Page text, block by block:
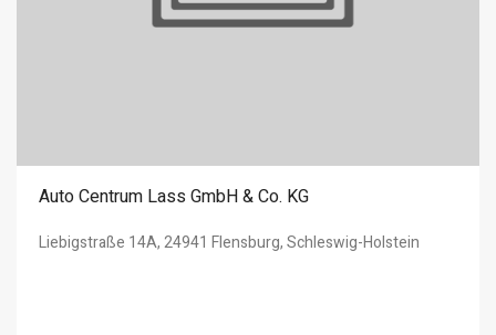
Auto Centrum Lass GmbH & Co. KG
Liebigstraße 14A, 24941 Flensburg, Schleswig-Holstein